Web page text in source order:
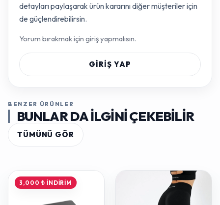
detayları paylaşarak ürün kararını diğer müşteriler için
de güçlendirebilirsin.
Yorum bırakmak için giriş yapmalısın.
GIRIŞ YAP
BENZER ÜRÜNLER
BUNLAR DA ILGINI ÇEKEBILIR
TÜMÜNÜ GÖR
3,000 ₺ İNDIRIM